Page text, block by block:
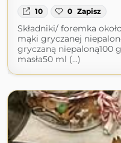
10 0 Zapisz
Składniki/ foremka
mąki gryczanej
gryczaną niepaloną100
masła50 ml (...)